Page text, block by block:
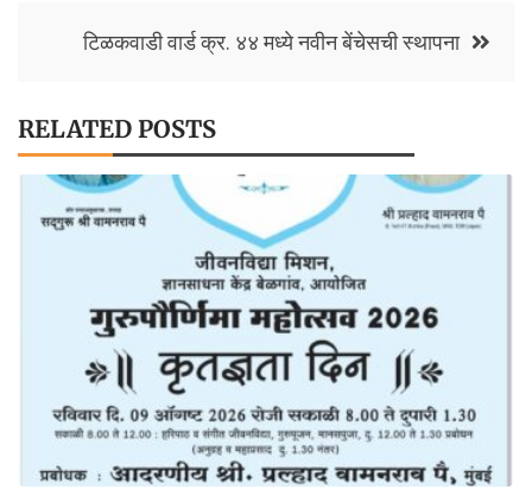
टिळकवाडी वार्ड क्र. ४४ मध्ये नवीन बेंचेसची स्थापना
RELATED POSTS